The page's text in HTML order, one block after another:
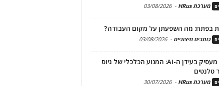
מערכת HRus -
03/08/2026
בפתח: מה השפעתן על מקום העבודה?
כותבים חיצוניים -
03/08/2026
מיתוג מעסיק בעידן ה-AI: המנוע הכלכלי של גיוס
טלנטים
מערכת HRus -
30/07/2026